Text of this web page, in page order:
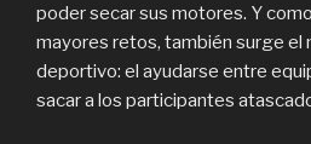
poder secar sus motores. Y
mayores retos, también surge el
deportivo: el ayudarse entre
sacar a los participantes